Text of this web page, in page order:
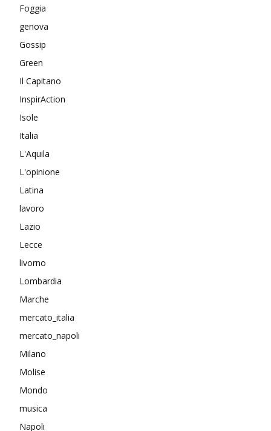
Foggia
genova
Gossip
Green
Il Capitano
InspirAction
Isole
Italia
L'Aquila
L'opinione
Latina
lavoro
Lazio
Lecce
livorno
Lombardia
Marche
mercato_italia
mercato_napoli
Milano
Molise
Mondo
musica
Napoli